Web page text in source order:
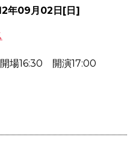
年09月02日[日]
開場16:30 開演17:00